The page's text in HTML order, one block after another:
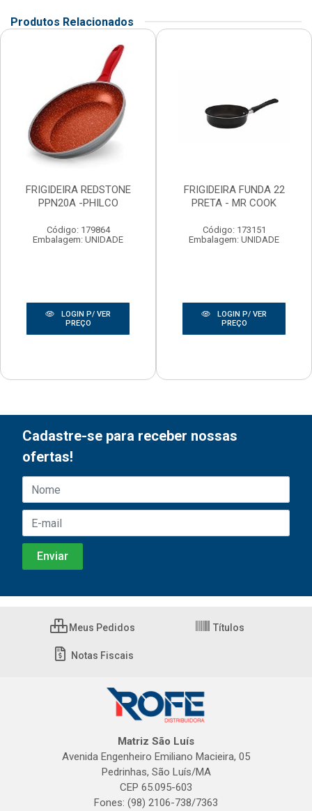
Produtos Relacionados
FRIGIDEIRA REDSTONE
PPN20A -PHILCO
Código: 179864
Embalagem: UNIDADE
LOGIN P/ VER
PREÇO
FRIGIDEIRA FUNDA 22
PRETA - MR COOK
Código: 173151
Embalagem: UNIDADE
LOGIN P/ VER
PREÇO
Cadastre-se para receber nossas
ofertas!
Meus Pedidos Títulos
Notas Fiscais
Matriz São Luís
Avenida Engenheiro Emiliano Macieira, 05
Pedrinhas, São Luís/MA
CEP 65.095-603
Fones: (98) 2106-738/7363